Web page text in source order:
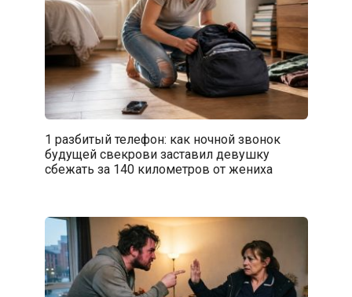
1 разбитый телефон: как ночной звонок
будущей свекрови заставил девушку
сбежать за 140 километров от жениха